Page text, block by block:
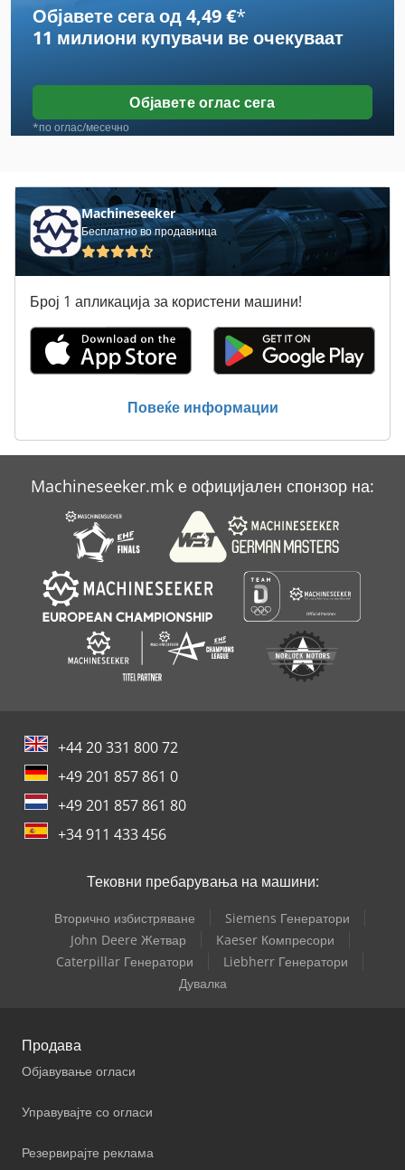
Hbm 480
Hbs
Hbs 470
Hhs
Mb Baeuerle
Sbb
Sbz
Schaefer
Schelling Skb
Schuler
Sfm
Хул Машина
Објавете сега од 4,49 €*
11 милиони купувачи ве очекуваат
Објавете оглас сега
*по оглас/месечно
Machineseeker
Бесплатно во продавница
Број 1 апликација за користени машини!
Повеќе информации
Machineseeker.mk е официјален спонзор на:
+44 20 331 800 72
+49 201 857 861 0
+49 201 857 861 80
+34 911 433 456
Тековни пребарувања на машини:
Вторично избистряване
Siemens Генератори
John Deere Жетвар
Kaeser Компресори
Caterpillar Генератори
Liebherr Генератори
Дувалка
Продава
Објавување огласи
Управувајте со огласи
Резервирајте реклама